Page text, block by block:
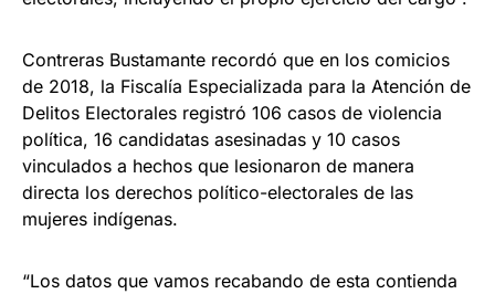
Contreras Bustamante recordó que en los comicios
de 2018, la Fiscalía Especializada para la Atención de
Delitos Electorales registró 106 casos de violencia
política, 16 candidatas asesinadas y 10 casos
vinculados a hechos que lesionaron de manera
directa los derechos político-electorales de las
mujeres indígenas.
“Los datos que vamos recabando de esta contienda